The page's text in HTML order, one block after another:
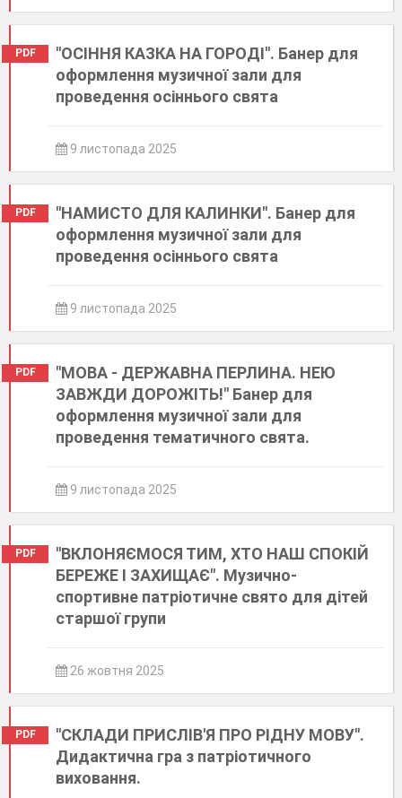
PDF
"ОСІННЯ КАЗКА НА ГОРОДІ". Банер для
оформлення музичної зали для
проведення осіннього свята
9 листопада 2025
PDF
"НАМИСТО ДЛЯ КАЛИНКИ". Банер для
оформлення музичної зали для
проведення осіннього свята
9 листопада 2025
PDF
"МОВА - ДЕРЖАВНА ПЕРЛИНА. НЕЮ
ЗАВЖДИ ДОРОЖІТЬ!" Банер для
оформлення музичної зали для
проведення тематичного свята.
9 листопада 2025
PDF
"ВКЛОНЯЄМОСЯ ТИМ, ХТО НАШ СПОКІЙ
БЕРЕЖЕ І ЗАХИЩАЄ". Музично-
спортивне патріотичне свято для дітей
старшої групи
26 жовтня 2025
PDF
"СКЛАДИ ПРИСЛІВ'Я ПРО РІДНУ МОВУ".
Дидактична гра з патріотичного
виховання.